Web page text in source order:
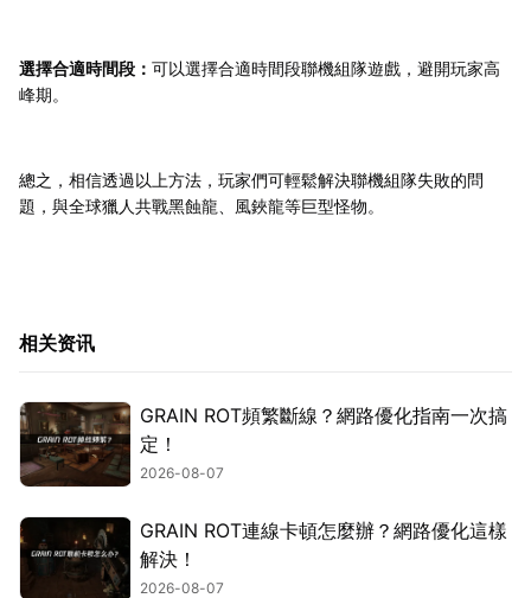
選擇合適時間段： 可以選擇合適時間段聯機組隊遊戲，避開玩家高
峰期。
總之，相信透過以上方法，玩家們可輕鬆解決聯機組隊失敗的問
題，與全球獵人共戰黑蝕龍、風鋏龍等巨型怪物。
相关资讯
GRAIN ROT頻繁斷線？網路優化指南一次搞
定！
2026-08-07
GRAIN ROT連線卡頓怎麼辦？網路優化這樣
解決！
2026-08-07